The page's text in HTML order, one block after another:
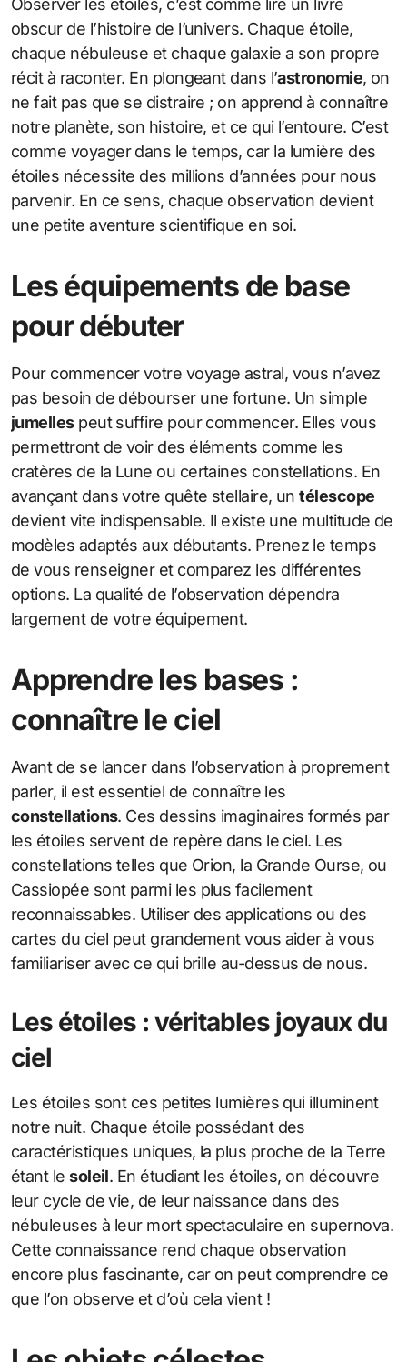
Observer les étoiles, c’est comme lire un livre
obscur de l’histoire de l’univers. Chaque étoile,
chaque nébuleuse et chaque galaxie a son propre
récit à raconter. En plongeant dans l’astronomie, on
ne fait pas que se distraire ; on apprend à connaître
notre planète, son histoire, et ce qui l’entoure. C’est
comme voyager dans le temps, car la lumière des
étoiles nécessite des millions d’années pour nous
parvenir. En ce sens, chaque observation devient
une petite aventure scientifique en soi.
Les équipements de base
pour débuter
Pour commencer votre voyage astral, vous n’avez
pas besoin de débourser une fortune. Un simple
jumellespeut suffire pour commencer. Elles vous
permettront de voir des éléments comme les
cratères de la Lune ou certaines constellations. En
avançant dans votre quête stellaire, untélescope
devient vite indispensable. Il existe une multitude de
modèles adaptés aux débutants. Prenez le temps
de vous renseigner et comparez les différentes
options. La qualité de l’observation dépendra
largement de votre équipement.
Apprendre les bases :
connaître le ciel
Avant de se lancer dans l’observation à proprement
parler, il est essentiel de connaître les
constellations. Ces dessins imaginaires formés par
les étoiles servent de repère dans le ciel. Les
constellations telles que Orion, la Grande Ourse, ou
Cassiopée sont parmi les plus facilement
reconnaissables. Utiliser des applications ou des
cartes du ciel peut grandement vous aider à vous
familiariser avec ce qui brille au-dessus de nous.
Les étoiles : véritables joyaux du
ciel
Les étoiles sont ces petites lumières qui illuminent
notre nuit. Chaque étoile possédant des
caractéristiques uniques, la plus proche de la Terre
étant lesoleil. En étudiant les étoiles, on découvre
leur cycle de vie, de leur naissance dans des
nébuleuses à leur mort spectaculaire en supernova.
Cette connaissance rend chaque observation
encore plus fascinante, car on peut comprendre ce
que l’on observe et d’où cela vient !